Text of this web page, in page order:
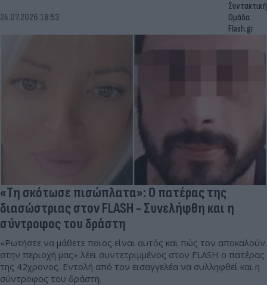
24.07.2026 18:53
Συντακτική
Ομάδα
Flash.gr
«Τη σκότωσε πισώπλατα»: Ο πατέρας της
διασώστριας στον FLASH - Συνελήφθη και η
σύντροφος του δράστη
«Ρωτήστε να μάθετε ποιος είναι αυτός και πώς τον αποκαλούν
στην περιοχή μας» λέει συντετριμμένος στον FLASH ο πατέρας
της 42χρονος. Εντολή από τον εισαγγελέα να συλληφθεί και η
σύντροφος του δράστη.